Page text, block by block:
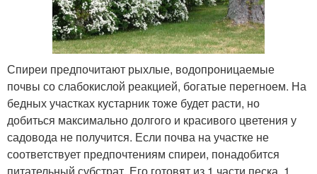
Спиреи предпочитают рыхлые, водопроницаемые
почвы со слабокислой реакцией, богатые перегноем. На
бедных участках кустарник тоже будет расти, но
добиться максимально долгого и красивого цветения у
садовода не получится. Если почва на участке не
соответствует предпочтениям спиреи, понадобится